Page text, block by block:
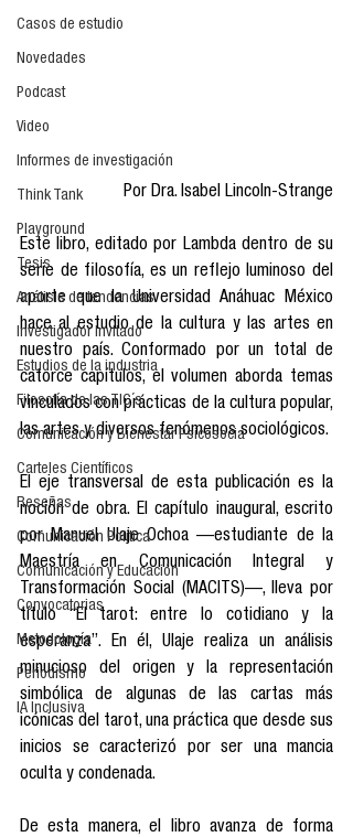
Casos de estudio
Novedades
Podcast
Video
Informes de investigación
Think Tank
Playground
Tesis
Análisis de tendencias
Investigador Invitado
Estudios de la industria
Filosofía de las TIC´s
Comunicación y Bienestar Psicosocia
Carteles Científicos
Reseñas
Comunicación Política
Comunicación y Educación
Convocatorias
Metodología
Periodismo
IA Inclusiva
Por Dra. Isabel Lincoln-Strange
Este libro, editado por Lambda dentro de su
serie de filosofía, es un reflejo luminoso del
aporte que la Universidad Anáhuac México
hace al estudio de la cultura y las artes en
nuestro país. Conformado por un total de
catorce capítulos, el volumen aborda temas
vinculados con prácticas de la cultura popular,
las artes y diversos fenómenos sociológicos.
El eje transversal de esta publicación es la
noción de obra. El capítulo inaugural, escrito
por Manuel Ulaje Ochoa —estudiante de la
Maestría en Comunicación Integral y
Transformación Social (MACITS)—, lleva por
título “El tarot: entre lo cotidiano y la
esperanza”. En él, Ulaje realiza un análisis
minucioso del origen y la representación
simbólica de algunas de las cartas más
icónicas del tarot, una práctica que desde sus
inicios se caracterizó por ser una mancia
oculta y condenada.
De esta manera, el libro avanza de forma